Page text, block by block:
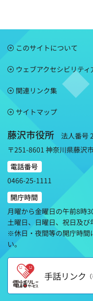
このサイトについて
ウェブアクセシビリティ
関連リンク集
サイトマップ
藤沢市役所
法人番号
〒251-8601 神奈川県藤沢
電話番号
0466-25-1111
開庁時間
月曜から金曜日の午前8時
土曜日、日曜日、祝日及び
※休日・夜間等の開庁時間
い。
手話リンク